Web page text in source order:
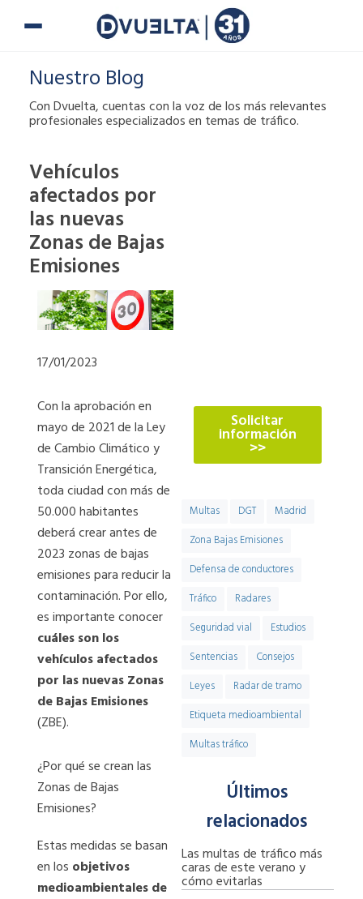
Nuestro Blog
Con Dvuelta, cuentas con la voz de los más relevantes
profesionales especializados en temas de tráfico.
Vehículos
afectados por
las nuevas
Zonas de Bajas
Emisiones
17/01/2023
Con la aprobación en
mayo de 2021 de la Ley
de Cambio Climático y
Transición Energética,
toda ciudad con más de
50.000 habitantes
deberá crear antes de
2023 zonas de bajas
emisiones para reducir la
contaminación. Por ello,
es importante conocer
cuáles son los
vehículos afectados
por las nuevas Zonas
de Bajas Emisiones
(ZBE).
¿Por qué se crean las
Zonas de Bajas
Emisiones?
Estas medidas se basan
en los objetivos
medioambientales de
Solicitar
información
>>
Multas DGT
Madrid
Zona Bajas Emisiones
Defensa de conductores
Tráfico
Radares
Seguridad vial
Estudios
Sentencias
Consejos
Leyes
Radar de tramo
Etiqueta medioambiental
Multas tráfico
Últimos
relacionados
Las multas de tráfico más
caras de este verano y
cómo evitarlas